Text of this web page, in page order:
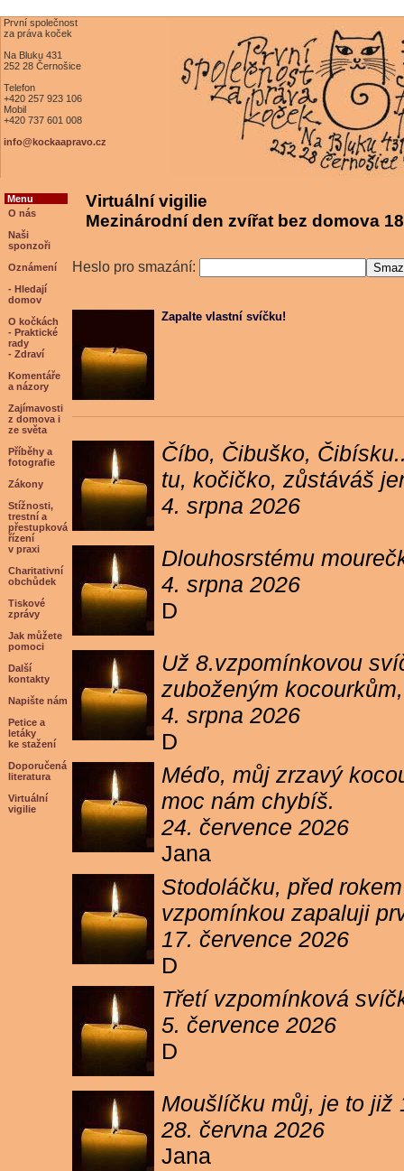
První společnost
za práva koček
Na Bluku 431
252 28 Černošice
Telefon
+420 257 923 106
Mobil
+420 737 601 008
info@kockaapravo.cz
Menu
O nás
Naši
sponzoři
Oznámení
- Hledají
domov
O kočkách
- Praktické
rady
- Zdraví
Komentáře
a názory
Zajímavosti
z domova i
ze světa
Příběhy a
fotografie
Zákony
Stížnosti,
trestní a
přestupková
řízení
v praxi
Charitativní
obchůdek
Tiskové
zprávy
Jak můžete
pomoci
Další
kontakty
Napište nám
Petice a
letáky
ke stažení
Doporučená
literatura
Virtuální
vigilie
Virtuální vigilie
Mezinárodní den zvířat bez domova
Heslo pro smazání:
Zapalte vlastní svíčku!
Číbo, Čibuško,
tu, kočičko, zůstáváš
4. srpna 2026
Dlouhosrstému
4. srpna 2026
D
Už 8.vzpomínkovou
zuboženým
4. srpna 2026
D
Méďo, můj zrzavý
moc nám chybíš.
24. července 2026
Jana
Stodoláčku, před
vzpomínkou zapaluji
17. července 2026
D
Třetí vzpomínková
5. července 2026
D
Moušlíčku můj, je to již
28. června 2026
Jana